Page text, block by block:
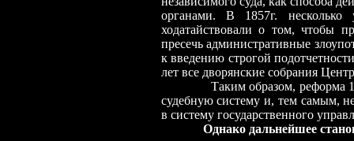
органами. В 1857г. несколько
ходатайствовали о том, чтобы
пресечь административные
к введению строгой
лет все дворянские собрания
Таким образом, реформа
судебную систему и, тем самым,
в систему государственного
Однако дальнейшее